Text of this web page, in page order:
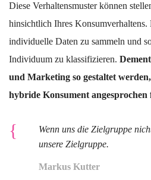
Diese Verhaltensmuster können
hinsichtlich Ihres
individuelle Daten zu sammeln und
Individuum zu klassifizieren.
und Marketing so gestaltet
hybride Konsument angesprochen
Wenn uns die Zielgruppe
unsere Zielgruppe.
Markus Kutter